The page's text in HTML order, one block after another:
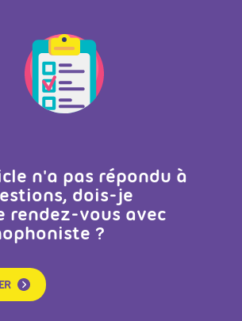
n'a pas répondu à
dois-je
rendez-vous avec
?